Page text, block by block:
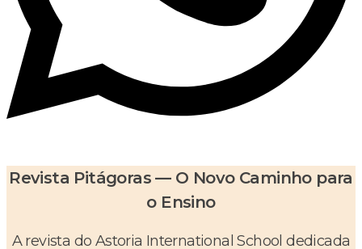
Revista Pitágoras — O Novo Caminho para
o Ensino
A revista do Astoria International School dedicada